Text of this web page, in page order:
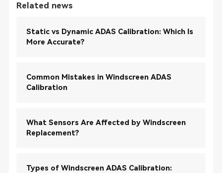
Related news
Static vs Dynamic ADAS Calibration: Which Is
More Accurate?
Common Mistakes in Windscreen ADAS
Calibration
What Sensors Are Affected by Windscreen
Replacement?
Types of Windscreen ADAS Calibration: